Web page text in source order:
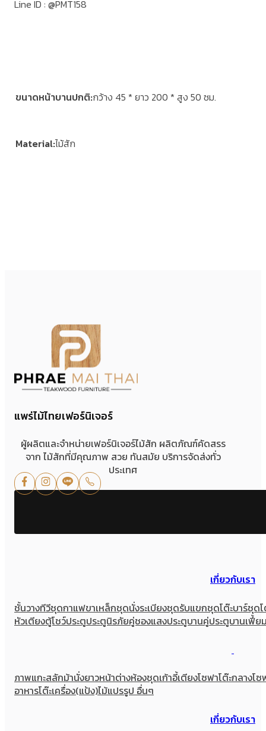
Line ID : @PMT158
ขนาดหน้าบานปกติ กว้าง 45 * ยาว 200 * สูง 50 ซม.
Materialไม้สัก
แพร่ไม้ไทยเฟอร์นิเจอร์
ผู้ผลิตและจำหน่ายเฟอร์นิเจอร์ไม้สัก ผลิตภัณฑ์คัดสรร
จาก ไม้สักที่มีคุณภาพ สวย ทันสมัย บริการจัดส่งทั่ว
ประเทศ
เกี่ยวกับเรา
ชั้นวางทีวีชุดกาแฟขาเหล็กชุดนั่งระเบียงชุดรับแขกชุดโต๊ะบาร์ชุดโ
หัวเตียงตู้โชว์ประตูประตูนิรภัยคู่ชองแสงประตูบานคู่ประตูบานเฟี้ย
ภาพแกะสลักม้านั่งยาวหน้าต่างห้องชุดเก้าอี้เตียงโซฟาโต๊ะกลางโซ
อาหารโต๊ะเครื่อง(แป้ง)ไม้แปรรูป อื่นๆ
เกี่ยวกับเรา